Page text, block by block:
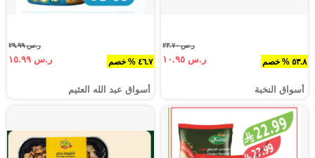
٥٣.٨ % خصم
ر.س ٢٣.٧٠
ر.س ١٠.٩٥
أسواق النخبة
٤٦.٧ % خصم
ر.س ٢٩.٩٩
ر.س ١٥.٩٩
أسواق عبد الله العثيم